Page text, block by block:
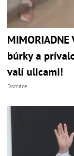
búrky a
valí ulicami!
Domáce